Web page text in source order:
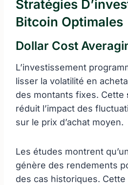
Stratégies
Bitcoin Optimales
Dollar Cost
L’investissement
lisser la volatilité en
des montants fixes. Cette
réduit l’impact des
sur le prix d’achat moyen.
Les études montrent
génère des rendements
des cas historiques. Cette